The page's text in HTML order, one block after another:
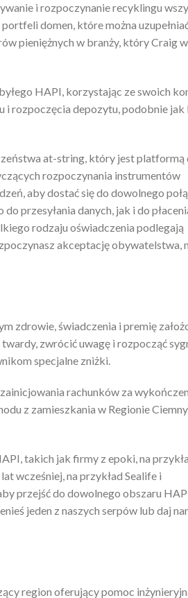
i rozpoczynanie recyklingu
domen, które można
pieniężnych w branży, który Craig
HAPI, korzystając ze swoich
i rozpoczęcia depozytu, podobnie
at-string, który jest platformą
rozpoczynania instrumentów
aby dostać się do dowolnego
przesyłania danych, jak i do
rodzaju oświadczenia podlegają
akceptację obywatelstwa,
zdrowie, świadczenia i premię
zwrócić uwagę i rozpocząć
specjalne zniżki.
rachunków za
z zamieszkania w Regionie
takich jak firmy z epoki, na
wcześniej, na przykład Sealife i
przejść do dowolnego obszaru
jeden z naszych serpów lub daj
region oferujący pomoc